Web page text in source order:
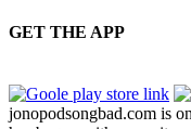
GET THE APP
jonopodsongbad.com is